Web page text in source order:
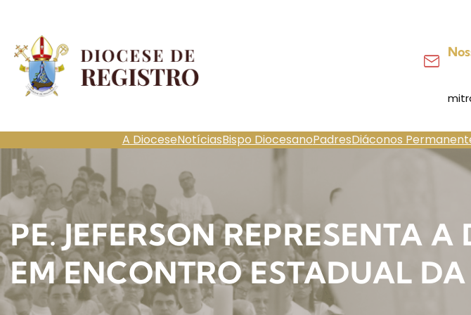
conteúdo
A DioceseNotíciasBispo DiocesanoPadresDiáconos
PE. JEFERSON REPRESENTA
EM ENCONTRO ESTADUAL